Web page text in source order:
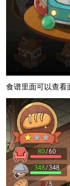
食谱里面可以查看